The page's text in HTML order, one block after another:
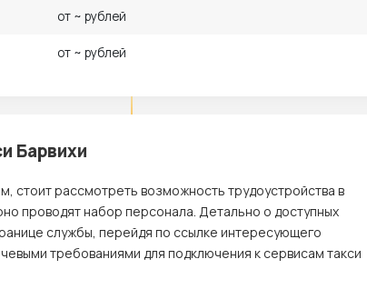
от ~ рублей
от ~ рублей
Барвихи
стоит рассмотреть возможность трудоустройства в
проводят набор персонала. Детально о доступных
службы, перейдя по ссылке интересующего
требованиями для подключения к сервисам такси